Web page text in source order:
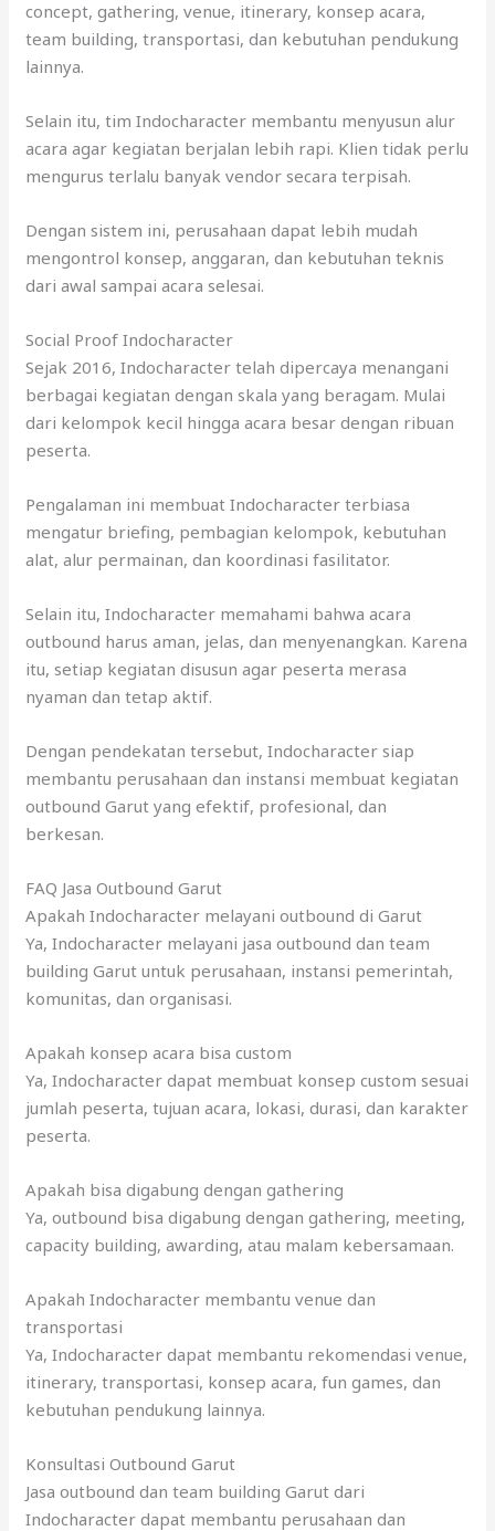
concept, gathering, venue, itinerary, konsep acara,
team building, transportasi, dan kebutuhan pendukung
lainnya.
Selain itu, tim Indocharacter membantu menyusun alur
acara agar kegiatan berjalan lebih rapi. Klien tidak perlu
mengurus terlalu banyak vendor secara terpisah.
Dengan sistem ini, perusahaan dapat lebih mudah
mengontrol konsep, anggaran, dan kebutuhan teknis
dari awal sampai acara selesai.
Social Proof Indocharacter
Sejak 2016, Indocharacter telah dipercaya menangani
berbagai kegiatan dengan skala yang beragam. Mulai
dari kelompok kecil hingga acara besar dengan ribuan
peserta.
Pengalaman ini membuat Indocharacter terbiasa
mengatur briefing, pembagian kelompok, kebutuhan
alat, alur permainan, dan koordinasi fasilitator.
Selain itu, Indocharacter memahami bahwa acara
outbound harus aman, jelas, dan menyenangkan. Karena
itu, setiap kegiatan disusun agar peserta merasa
nyaman dan tetap aktif.
Dengan pendekatan tersebut, Indocharacter siap
membantu perusahaan dan instansi membuat kegiatan
outbound Garut yang efektif, profesional, dan
berkesan.
FAQ Jasa Outbound Garut
Apakah Indocharacter melayani outbound di Garut
Ya, Indocharacter melayani jasa outbound dan team
building Garut untuk perusahaan, instansi pemerintah,
komunitas, dan organisasi.
Apakah konsep acara bisa custom
Ya, Indocharacter dapat membuat konsep custom sesuai
jumlah peserta, tujuan acara, lokasi, durasi, dan karakter
peserta.
Apakah bisa digabung dengan gathering
Ya, outbound bisa digabung dengan gathering, meeting,
capacity building, awarding, atau malam kebersamaan.
Apakah Indocharacter membantu venue dan
transportasi
Ya, Indocharacter dapat membantu rekomendasi venue,
itinerary, transportasi, konsep acara, fun games, dan
kebutuhan pendukung lainnya.
Konsultasi Outbound Garut
Jasa outbound dan team building Garut dari
Indocharacter dapat membantu perusahaan dan